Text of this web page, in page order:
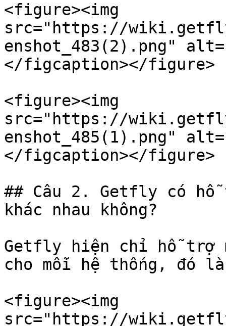
<figure><img
src="https://
enshot_483(2).png"
</figcaption></figure>
<figure><img
src="https://
enshot_485(1).png"
</figcaption></figure>
## Câu 2. Getfly có
khác nhau không?
Getfly hiện chỉ hỗ trợ
cho mỗi hệ thống, đó là
<figure><img
src="https://